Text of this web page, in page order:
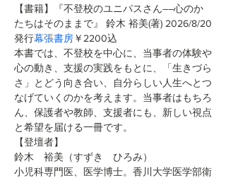
【書籍】『不登校のユニパスさん――心のか
たちはそのままで』 鈴木 裕美(著) 2026/8/20
発行幕張書房￥2200込
本書では、不登校を中心に、当事者の体験や
心の動き、支援の実践をもとに、「生きづら
さ」とどう向き合い、自分らしい人生へとつ
なげていくのかを考えます。当事者はもちろ
ん、保護者や教師、支援者にも、新しい視点
と希望を届ける一冊です。
【登壇者】
鈴木　裕美（すずき　ひろみ）
小児科専門医、医学博士。香川大学医学部衛